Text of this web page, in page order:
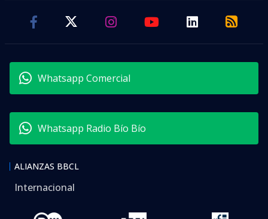
Whatsapp Comercial
Whatsapp Radio Bío Bío
ALIANZAS BBCL
Internacional